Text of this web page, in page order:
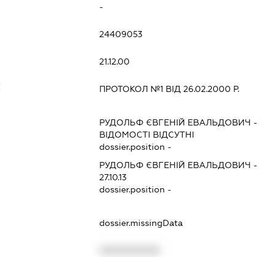
-
24409053
21.12.00
ПРОТОКОЛ №1 ВІД 26.02.2000 Р.
РУДОЛЬФ ЄВГЕНІЙ ЕВАЛЬДОВИЧ -
ВІДОМОСТІ ВІДСУТНІ
dossier.position -
РУДОЛЬФ ЄВГЕНІЙ ЕВАЛЬДОВИЧ -
27.10.13
dossier.position -
dossier.missingData